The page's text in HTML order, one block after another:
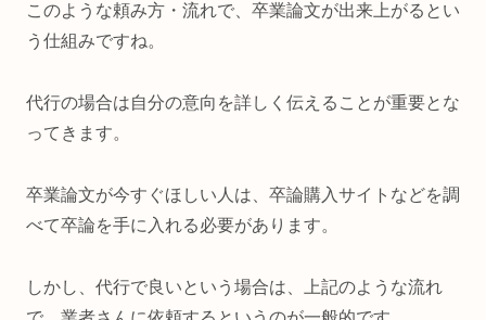
このような頼み方・流れで、卒業論文が出来上がるとい
う仕組みですね。
代行の場合は自分の意向を詳しく伝えることが重要とな
ってきます。
卒業論文が今すぐほしい人は、卒論購入サイトなどを調
べて卒論を手に入れる必要があります。
しかし、代行で良いという場合は、上記のような流れ